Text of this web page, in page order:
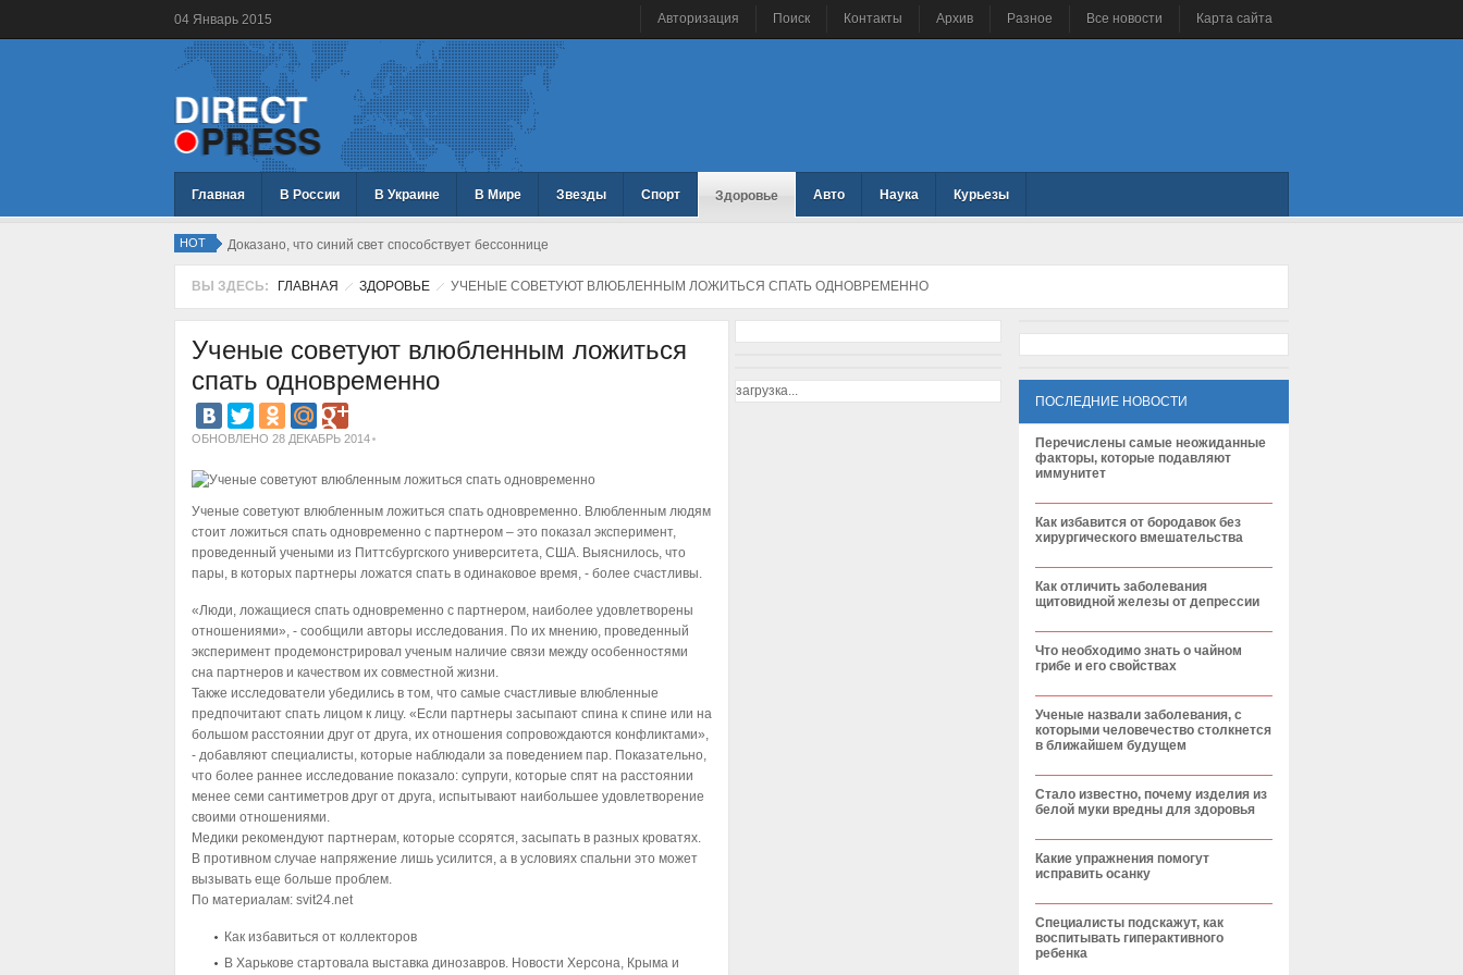
04 Январь 2015 Авторизация Поиск Контакты Архив Разное Все новости Карта сайта
Главная В России В Украине В Мире Звезды Спорт Здоровье Авто Наука Курьезы
HOT Доказано, что синий свет способствует бессоннице
ВЫ ЗДЕСЬ: ГЛАВНАЯ ЗДОРОВЬЕ УЧЕНЫЕ СОВЕТУЮТ ВЛЮБЛЕННЫМ ЛОЖИТЬСЯ СПАТЬ ОДНОВРЕМЕННО
Ученые советуют влюбленным ложиться
спать одновременно
ОБНОВЛЕНО 28 ДЕКАБРЬ 2014
Ученые советуют влюбленным ложиться спать одновременно. Влюбленным людям
стоит ложиться спать одновременно с партнером – это показал эксперимент,
проведенный учеными из Питтсбургского университета, США. Выяснилось, что
пары, в которых партнеры ложатся спать в одинаковое время, - более счастливы.
«Люди, ложащиеся спать одновременно с партнером, наиболее удовлетворены
отношениями», - сообщили авторы исследования. По их мнению, проведенный
эксперимент продемонстрировал ученым наличие связи между особенностями
сна партнеров и качеством их совместной жизни.
Также исследователи убедились в том, что самые счастливые влюбленные
предпочитают спать лицом к лицу. «Если партнеры засыпают спина к спине или на
большом расстоянии друг от друга, их отношения сопровождаются конфликтами»,
- добавляют специалисты, которые наблюдали за поведением пар. Показательно,
что более раннее исследование показало: супруги, которые спят на расстоянии
менее семи сантиметров друг от друга, испытывают наибольшее удовлетворение
своими отношениями.
Медики рекомендуют партнерам, которые ссорятся, засыпать в разных кроватях.
В противном случае напряжение лишь усилится, а в условиях спальни это может
вызывать еще больше проблем.
По материалам: svit24.net
Как избавиться от коллекторов
В Харькове стартовала выставка динозавров. Новости Херсона, Крыма и
загрузка...
ПОСЛЕДНИЕ НОВОСТИ
Перечислены самые неожиданные
факторы, которые подавляют
иммунитет
Как избавится от бородавок без
хирургического вмешательства
Как отличить заболевания
щитовидной железы от депрессии
Что необходимо знать о чайном
грибе и его свойствах
Ученые назвали заболевания, с
которыми человечество столкнется
в ближайшем будущем
Стало известно, почему изделия из
белой муки вредны для здоровья
Какие упражнения помогут
исправить осанку
Специалисты подскажут, как
воспитывать гиперактивного
ребенка